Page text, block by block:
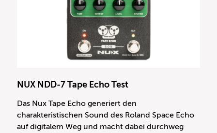
NUX NDD-7 Tape Echo Test
Das Nux Tape Echo generiert den
charakteristischen Sound des Roland Space Echo
auf digitalem Weg und macht dabei durchweg